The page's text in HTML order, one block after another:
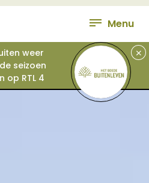
Menu
weer
seizoen
op RTL 4
+